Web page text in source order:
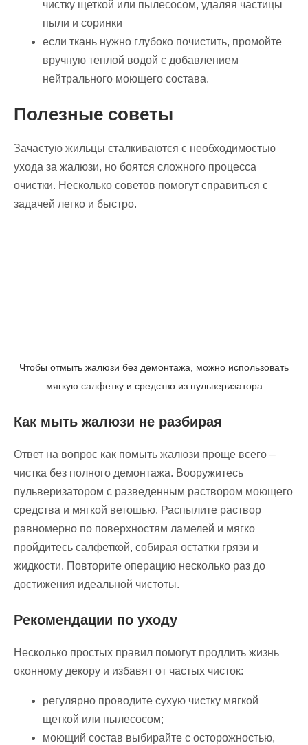
чистку щеткой или пылесосом, удаляя частицы
пыли и соринки
если ткань нужно глубоко почистить, промойте
вручную теплой водой с добавлением
нейтрального моющего состава.
Полезные советы
Зачастую жильцы сталкиваются с необходимостью
ухода за жалюзи, но боятся сложного процесса
очистки. Несколько советов помогут справиться с
задачей легко и быстро.
Чтобы отмыть жалюзи без демонтажа, можно использовать
мягкую салфетку и средство из пульверизатора
Как мыть жалюзи не разбирая
Ответ на вопрос как помыть жалюзи проще всего –
чистка без полного демонтажа. Вооружитесь
пульверизатором с разведенным раствором моющего
средства и мягкой ветошью. Распылите раствор
равномерно по поверхностям ламелей и мягко
пройдитесь салфеткой, собирая остатки грязи и
жидкости. Повторите операцию несколько раз до
достижения идеальной чистоты.
Рекомендации по уходу
Несколько простых правил помогут продлить жизнь
оконному декору и избавят от частых чисток:
регулярно проводите сухую чистку мягкой
щеткой или пылесосом;
моющий состав выбирайте с осторожностью,